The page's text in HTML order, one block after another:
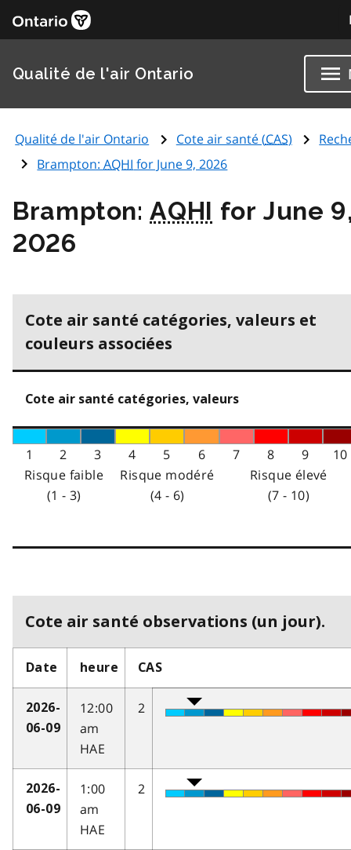
Qualité de l'air Ontario
Qualité de l'air Ontario Cote air santé (CAS)
Brampton:AQHI for June 9, 2026
Brampton:AQHI for June
2026
Cote air santé catégories, valeurs et
couleurs associées
Cote air santé catégories, valeurs
1 2 3 4 5 6 7 8 9
10
Risque faible
(1 - 3)
Risque modéré
(4 - 6)
Risque élevé
(7 - 10)
Cote air santé observations (un jour).
Date heure CAS
2026-
06-09
12:00
am
HAE
2
2026-
06-09
1:00
am
HAE
2